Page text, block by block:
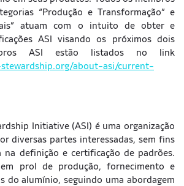
“Produção e Transformação” e
atuam com o intuito de obter e
ASI visando os próximos dois
ASI estão listados no link
about-asi/current-
Initiative (ASI) é uma organização
diversas partes interessadas, sem fins
na definição e certificação de padrões.
prol de produção, fornecimento e
do alumínio, seguindo uma abordagem